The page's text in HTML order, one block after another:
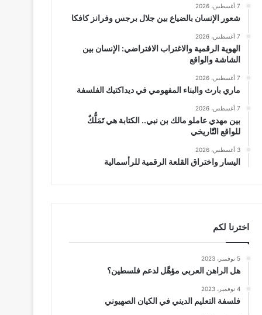
7 أغسطس، 2026
شعور الإنسان بالضياع بين جلال برجس وفرانز كافكا
7 أغسطس، 2026
الهوية الرقمية والاغتراب الافتراضي: الإنسان بين
الشاشة والواقع
7 أغسطس، 2026
ماري بارث والبناء المفهومي في ديداكتيك الفلسفة
7 أغسطس، 2026
بين مهدي عاملو مالك بن نبي.. الكتابة هي تَمَلُّكٌ
للواقع التّاريخي
3 أغسطس، 2026
اليسار واختراق القلعة الرقمية للرأسمالية
اخترنا لكم
5 نوفمبر، 2023
هل الراهن العربي مؤهَّل لدعم فلسطين؟
4 نوفمبر، 2023
فلسفة التعليم الديني في الكيان الصهيوني